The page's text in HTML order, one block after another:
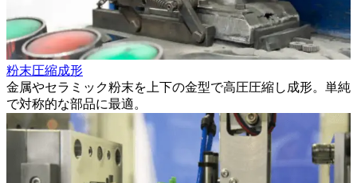
粉末圧縮成形
金属やセラミック粉末を上下の金型で高圧圧縮し成形。単純
で対称的な部品に最適。